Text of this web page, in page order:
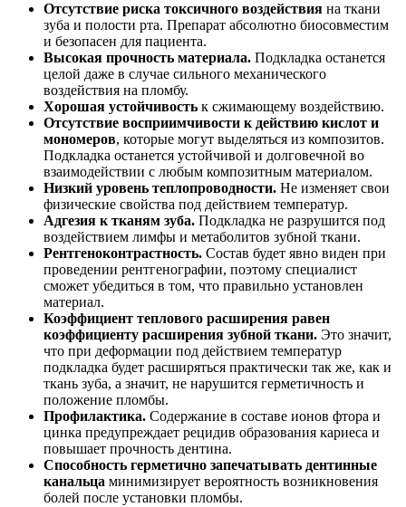
Отсутствие риска токсичного воздействия на ткани
зуба и полости рта. Препарат абсолютно биосовместим
и безопасен для пациента.
Высокая прочность материала. Подкладка останется
целой даже в случае сильного механического
воздействия на пломбу.
Хорошая устойчивость к сжимающему воздействию.
Отсутствие восприимчивости к действию кислот и
мономеров, которые могут выделяться из композитов.
Подкладка останется устойчивой и долговечной во
взаимодействии с любым композитным материалом.
Низкий уровень теплопроводности. Не изменяет свои
физические свойства под действием температур.
Адгезия к тканям зуба. Подкладка не разрушится под
воздействием лимфы и метаболитов зубной ткани.
Рентгеноконтрастность. Состав будет явно виден при
проведении рентгенографии, поэтому специалист
сможет убедиться в том, что правильно установлен
материал.
Коэффициент теплового расширения равен
коэффициенту расширения зубной ткани. Это значит,
что при деформации под действием температур
подкладка будет расширяться практически так же, как и
ткань зуба, а значит, не нарушится герметичность и
положение пломбы.
Профилактика. Содержание в составе ионов фтора и
цинка предупреждает рецидив образования кариеса и
повышает прочность дентина.
Способность герметично запечатывать дентинные
канальца минимизирует вероятность возникновения
болей после установки пломбы.